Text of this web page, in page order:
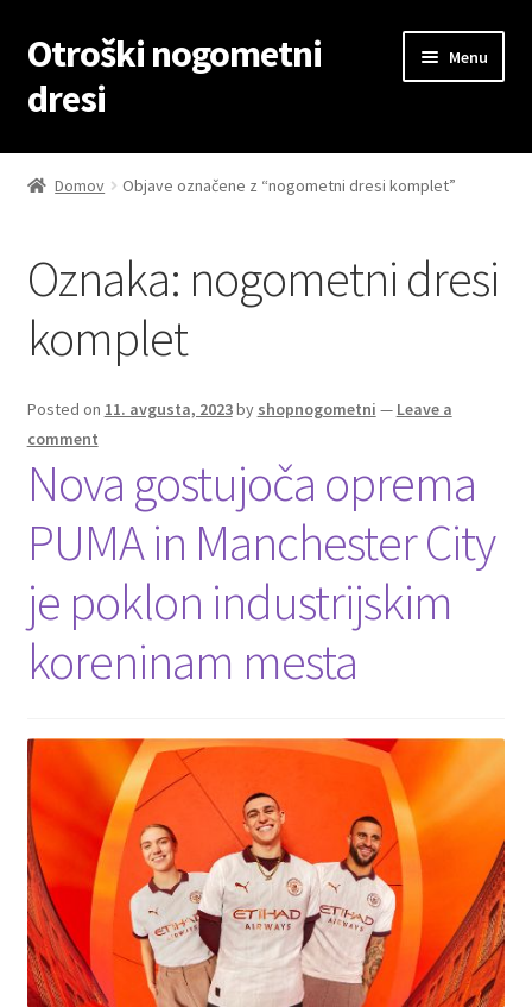
Skip
to
navigation
Skip
to
content
Otroški nogometni
dresi
Menu
Domov
Kontaktiraj nas
Košarica
Moj račun
Trgovina
Zaključek nakupa
Domov Objave označene z “nogometni dresi komplet”
Oznaka: nogometni dresi
komplet
Posted on 11. avgusta, 2023by shopnogometni — Leave a
comment
Nova gostujoča oprema
PUMA in Manchester City
je poklon industrijskim
koreninam mesta